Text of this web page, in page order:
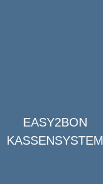
EASY2BON
KASSENSYSTEM